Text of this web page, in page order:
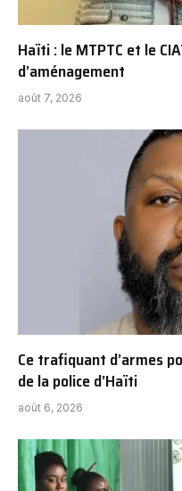
Haïti : le MTPTC et le
d’aménagement
août 7, 2026
Ce trafiquant d’armes
de la police d’Haïti
août 6, 2026